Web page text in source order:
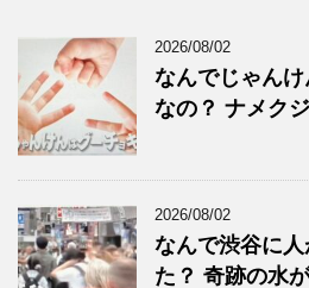
2026/08/02
なんでじゃん
なの？ ナメク
2026/08/02
なんで渋谷に
た？ 奇跡の水